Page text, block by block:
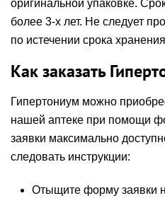
оригинальной упаковке.
более 3-х лет. Не следует
по истечении срока
Как заказать
Гипертониум можно
нашей аптеке при помощи
заявки максимально
следовать инструкции:
Отыщите форму заявки